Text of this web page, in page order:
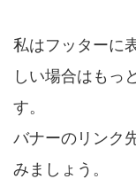
私はフッターに
しい場合はもっ
す。
バナーのリンク
みましょう。